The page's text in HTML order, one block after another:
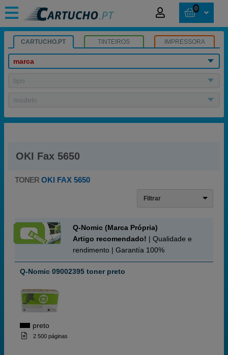
0
CARTUCHO.PT TINTEIROS IMPRESSORA
marca
tipo
modelo
OKI Fax 5650
TONER OKI FAX 5650
Filtrar
Q-Nomic (Marca Própria)
Artigo recomendado! | Qualidade e
rendimento | Garantía 100%
Q-Nomic 09002395 toner preto
preto
2 500 páginas